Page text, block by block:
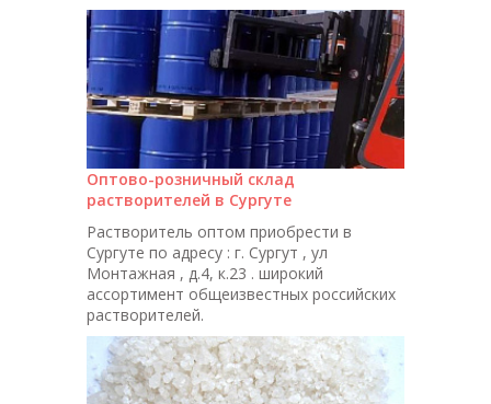
Оптово-розничный склад
растворителей в Сургуте
Растворитель оптом приобрести в
Сургуте по адресу : г. Сургут , ул
Монтажная , д.4, к.23 . широкий
ассортимент общеизвестных российских
растворителей.